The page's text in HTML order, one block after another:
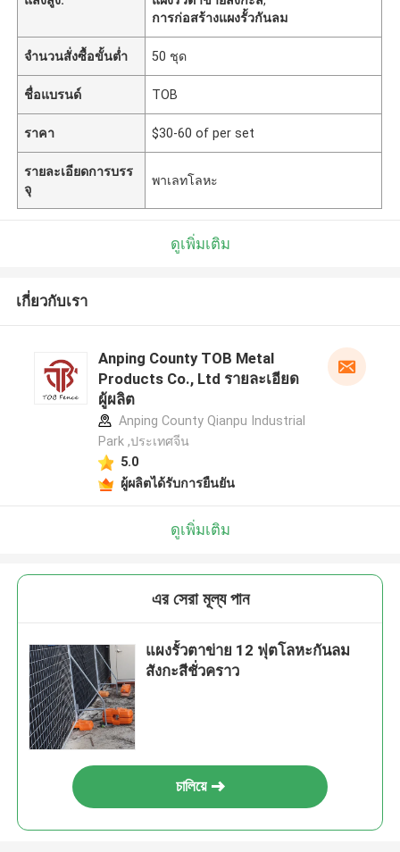
การก่อสร้างแผงรั้วกันลม
จำนวนสั่งซื้อขั้นต่ำ 50 ชุด
ชื่อแบรนด์ TOB
ราคา $30-60 of per set
รายละเอียดการบรร
จุ
พาเลทโลหะ
ดูเพิ่มเติม
เกี่ยวกับเรา
Anping County TOB Metal
Products Co., Ltd รายละเอียด
ผู้ผลิต
Anping County Qianpu Industrial
Park ,ประเทศจีน
5.0
ผู้ผลิตได้รับการยืนยัน
ดูเพิ่มเติม
এর সেরা মূল্য পান
แผงรั้วตาข่าย 12 ฟุตโลหะกันลม
สังกะสีชั่วคราว
চালিয়ে